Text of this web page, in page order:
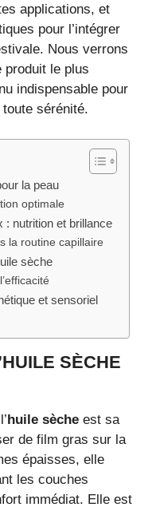
applications, et
pour l’intégrer
Nous verrons
produit le plus
indispensable pour
sérénité.
la peau
optimale
: nutrition et brillance
la routine capillaire
sèche
et sensoriel
SÈCHE
huile sèche est sa
de film gras sur la
épaisses, elle
les couches
immédiat. Elle est